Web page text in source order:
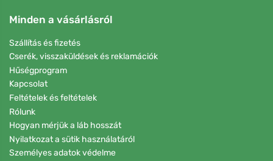
Minden a vásárlásról
Szállítás és fizetés
Cserék, visszaküldések és reklamációk
Hűségprogram
Kapcsolat
Feltételek és feltételek
Rólunk
Hogyan mérjük a láb hosszát
Nyilatkozat a sütik használatáról
Személyes adatok védelme